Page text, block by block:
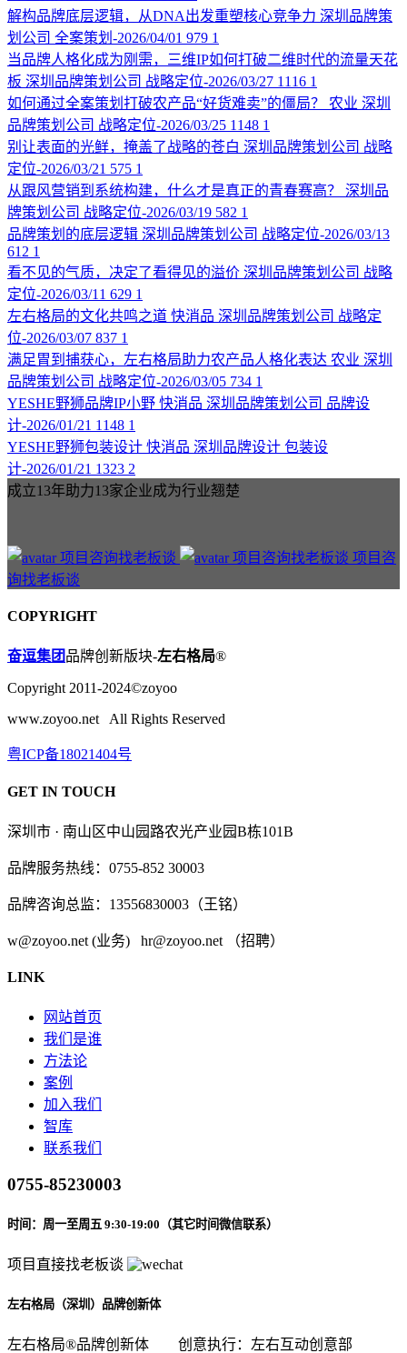
解构品牌底层逻辑，从DNA出发重塑核心竞争力 深圳品牌策
划公司 全案策划-2026/04/01 979 1
当品牌人格化成为刚需，三维IP如何打破二维时代的流量天花
板 深圳品牌策划公司 战略定位-2026/03/27 1116 1
如何通过全案策划打破农产品“好货难卖”的僵局？
农业 深圳
品牌策划公司 战略定位-2026/03/25 1148 1
别让表面的光鲜，掩盖了战略的苍白 深圳品牌策划公司 战略
定位-2026/03/21 575 1
从跟风营销到系统构建，什么才是真正的青春赛高？
深圳品
牌策划公司 战略定位-2026/03/19 582 1
品牌策划的底层逻辑 深圳品牌策划公司 战略定位-2026/03/13
612 1
看不见的气质，决定了看得见的溢价 深圳品牌策划公司 战略
定位-2026/03/11 629 1
左右格局的文化共鸣之道 快消品 深圳品牌策划公司 战略定
位-2026/03/07 837 1
满足胃到捕获心，左右格局助力农产品人格化表达 农业 深圳
品牌策划公司 战略定位-2026/03/05 734 1
YESHE野狮品牌IP小野 快消品 深圳品牌策划公司 品牌设
计-2026/01/21 1148 1
YESHE野狮包装设计 快消品 深圳品牌设计 包装设
计-2026/01/21 1323 2
成立13年助力13家企业成为行业翘楚
项目咨
询找老板谈
COPYRIGHT
奋逗集团品牌创新版块-左右格局®
Copyright 2011-2024©zoyoo
www.zoyoo.net All Rights Reserved
粤ICP备18021404号
GET IN TOUCH
深圳市 · 南山区中山园路农光产业园B栋101B
品牌服务热线：0755-852 30003
品牌咨询总监：13556830003（王铭）
w@zoyoo.net (业务) hr@zoyoo.net （招聘）
LINK
网站首页
我们是谁
方法论
案例
加入我们
智库
联系我们
0755-85230003
时间：周一至周五 9:30-19:00（其它时间微信联系）
项目直接找老板谈
左右格局（深圳）品牌创新体
左右格局®品牌创新体 创意执行：左右互动创意部